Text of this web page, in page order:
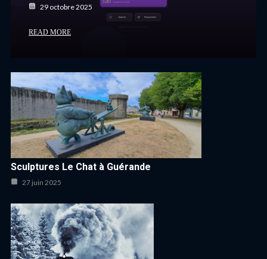
29 octobre 2025
READ MORE
Sculptures Le Chat à Guérande
27 juin 2025